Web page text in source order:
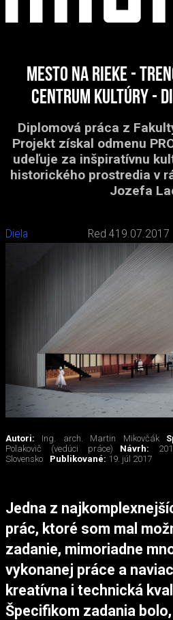
Mesto na rieke -
centrum kultúry -
Diplomová práca z
Projekt získal odmenu
udeľuje za inšpiratívnu
historického prostredia v
Jozefa
Diela Red 419.07.2017
Autori: Ing. arch. Martin Mikovčák
Polakovič (vedúci práce)
Návrh:
Slovensko
Publikované: 19. júl 2017
Jedna z
prác, ktoré som mal
zadanie, mimoriadne
vykonanej práce a
kreatívna i technická
Špecifikom zadania